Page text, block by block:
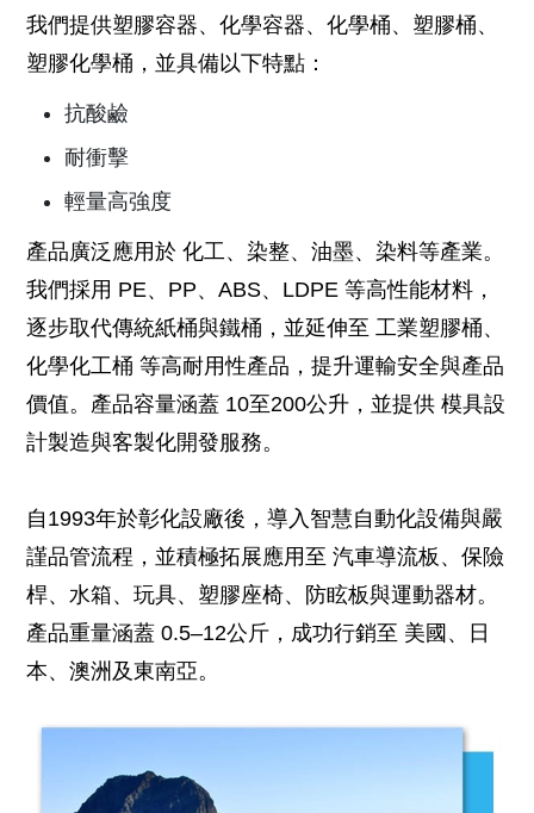
我們提供塑膠容器、化學容器、化學桶、塑膠桶、
塑膠化學桶，並具備以下特點：
抗酸鹼
耐衝擊
輕量高強度
產品廣泛應用於 化工、染整、油墨、染料等產業。
我們採用 PE、PP、ABS、LDPE 等高性能材料，
逐步取代傳統紙桶與鐵桶，並延伸至 工業塑膠桶、
化學化工桶 等高耐用性產品，提升運輸安全與產品
價值。產品容量涵蓋 10至200公升，並提供 模具設
計製造與客製化開發服務。
自1993年於彰化設廠後，導入智慧自動化設備與嚴
謹品管流程，並積極拓展應用至 汽車導流板、保險
桿、水箱、玩具、塑膠座椅、防眩板與運動器材。
產品重量涵蓋 0.5–12公斤，成功行銷至 美國、日
本、澳洲及東南亞。